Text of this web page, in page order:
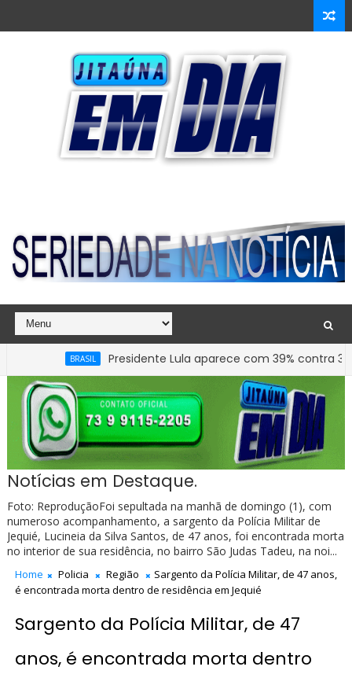
Presidente Lula aparece com 39% contra 30% de
EDUCAÇÃO Prefeitura de Jitaúna entrega novo Grupo
Notícias em Destaque.
Foto: ReproduçãoFoi sepultada na manhã de domingo (1), com
numeroso acompanhamento, a sargento da Polícia Militar de
Jequié, Lucineia da Silva Santos, de 47 anos, foi encontrada morta
no interior de sua residência, no bairro São Judas Tadeu, na noi...
Home Policia Região
Sargento da Polícia Militar, de 47 anos,
é encontrada morta dentro de residência em Jequié
Sargento da Polícia Militar, de 47
anos, é encontrada morta dentro